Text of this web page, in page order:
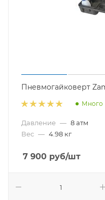
Пневмогайковерт
Много
Давление — 8 атм
Вес — 4.98 кг
7 900 руб/шт